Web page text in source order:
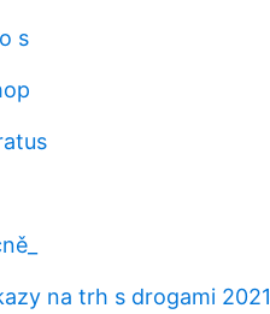
s
na trh s drogami 2021